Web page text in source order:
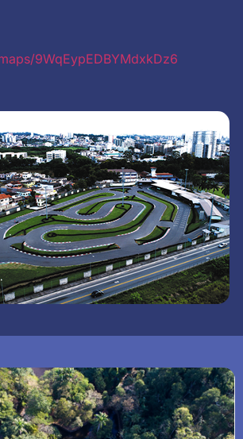
9WqEypEDBYMdxkDz6